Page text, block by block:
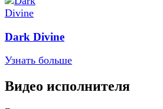
Dark Divine
Узнать больше
Видео исполнителя